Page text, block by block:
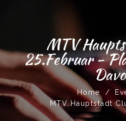
MTV
25.Februar -
Home /
MTV Hauptstadt